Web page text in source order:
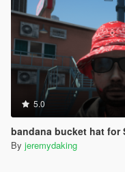
5.0
bandana bucket hat for
By jeremydaking